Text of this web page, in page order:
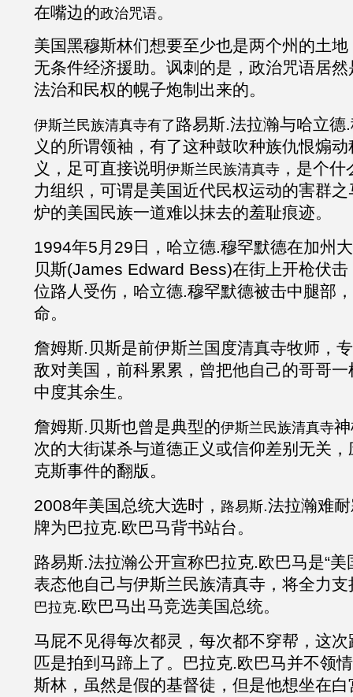
在嘴边的政治咒语。
美国黑穆斯林们想要至少也是两个州的土
无条件经济援助。讽刺的是，政治咒语居
法治和民权的幌子炮制出来的。
伊斯兰民族清真寺有了路易斯.法拉瀚与哈立德.
义的所谓领袖，有了这种鼓吹种族仇恨煽
义，足可直接说明伊斯兰民族清真寺 ，是个
力组织，可谓是美国近代民权运动的害群
炉的美国民族一道难以抹去的羞耻痕迹。
1994年5月29日，哈立德.穆罕默德在加州
贝斯(James Edward Bess)在街上开枪伏
位路人受伤，哈立德.穆罕默德被击中腿部
命。
詹姆斯. 贝斯是前伊斯兰国度清真寺牧师，
敌对美国，前科累累，曾把他自己的哥哥
中度其余生。
詹姆斯. 贝斯也曾是典型的伊斯兰民族清真寺
次的大街谋杀与道德正义或信仰差别无关
克斯事件的翻版。
2008年美国总统大选时， 路易斯.法拉瀚难
牌为巴拉克.欧巴马背书站台。
路易斯.法拉瀚公开宣称巴拉克.欧巴马是“
表态他自己与伊斯兰民族清真寺，将全力
巴拉克.欧巴马出马竞选美国总统。
马屁不见得每次都灵，每次都不穿帮，这次
匹是拍到马蹄上了。 巴拉克.欧巴马并不领
斯林，虽然是假的基督徒，但是他想坐在